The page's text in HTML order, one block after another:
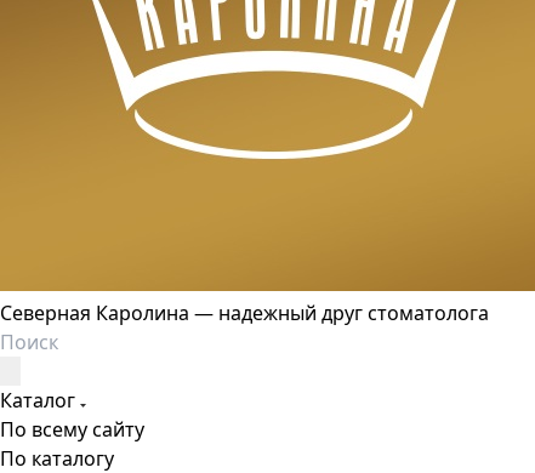
Северная Каролина — надежный друг стоматолога
Каталог
По всему сайту
По каталогу